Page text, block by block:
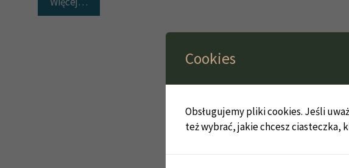
Cookies
Obsługujemy pliki cookies. Jeśli
też wybrać, jakie chcesz ciasteczka,